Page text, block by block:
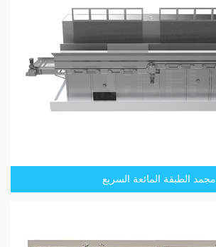
مجمد الطبقة المائعة السريع